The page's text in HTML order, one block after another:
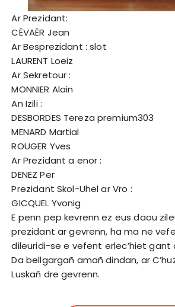
Ar Prezidant:
CÉVAËR Jean
Ar Besprezidant :slot
LAURENT Loeiz
Ar Sekretour :
MONNIER Alain
An Izili :
DESBORDES Terezapremium303
MENARD Martial
ROUGER Yves
Ar Prezidant a enor :
DENEZ Per
Prezidant Skol-Uhel ar Vro :
GICQUEL Yvonig
E penn pep kevrenn ez eus daou
prezidant ar gevrenn, ha ma ne
dileuridi-se e vefent erlec’hiet gant
Da bellgargañ amañ dindan, ar
Luskañ dre gevrenn.